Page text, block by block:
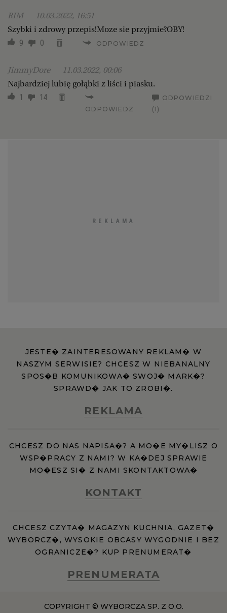
RIM
10.03.2022, 16:51
Szybki i zdrowy przepis!Moze sie przyjmie?OBY!
9 0 ODPOWIEDZ
JimmyDore
11.03.2022, 00:06
Najbardziej lubię gołąbki z liści i piasku.
1 14
ODPOWIEDZ
ODPOWIEDZI
(1)
JESTE� ZAINTERESOWANY REKLAM� W
NASZYM SERWISIE? CHCESZ W NIEBANALNY
SPOS�B KOMUNIKOWA� SWOJ� MARK�?
SPRAWD� JAK TO ZROBI�.
REKLAMA
CHCESZ DO NAS NAPISA�? A MO�E MY�LISZ O
WSP�PRACY Z NAMI? W KA�DEJ SPRAWIE
MO�ESZ SI� Z NAMI SKONTAKTOWA�
KONTAKT
CHCESZ CZYTA� MAGAZYN KUCHNIA, GAZET�
WYBORCZ�, WYSOKIE OBCASY WYGODNIE I BEZ
OGRANICZE�? KUP PRENUMERAT�
PRENUMERATA
COPYRIGHT © WYBORCZA SP. Z O.O.